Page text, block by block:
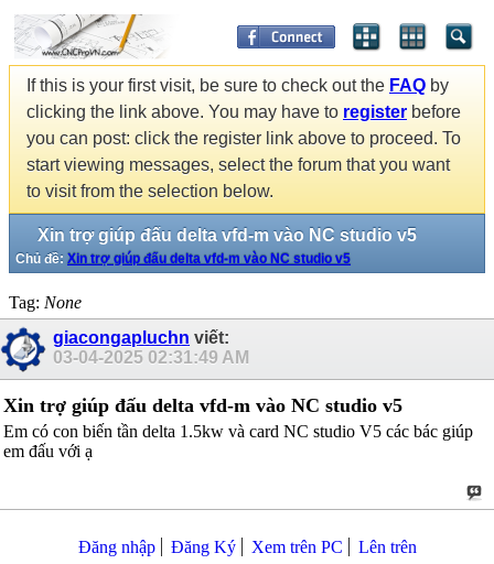
If this is your first visit, be sure to check out the FAQ by
clicking the link above. You may have to register before
you can post: click the register link above to proceed. To
start viewing messages, select the forum that you want
to visit from the selection below.
Xin trợ giúp đấu delta vfd-m vào NC studio v5
Chủ đề: Xin trợ giúp đấu delta vfd-m vào NC studio v5
Tag: None
giacongapluchn viết:
03-04-2025 02:31:49 AM
Xin trợ giúp đấu delta vfd-m vào NC studio v5
Em có con biến tần delta 1.5kw và card NC studio V5 các bác giúp
em đấu với ạ
Đăng nhập Đăng Ký Xem trên PC Lên trên